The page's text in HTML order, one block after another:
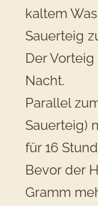
kaltem
Sauerteig
Der
Nacht.
Parallel
Sauerteig)
für 16
Bevor der
Gramm